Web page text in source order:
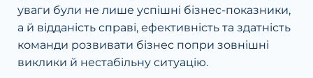
уваги були не лише успішні бізнес-показники,
а й відданість справі, ефективність та здатність
команди розвивати бізнес попри зовнішні
виклики й нестабільну ситуацію.